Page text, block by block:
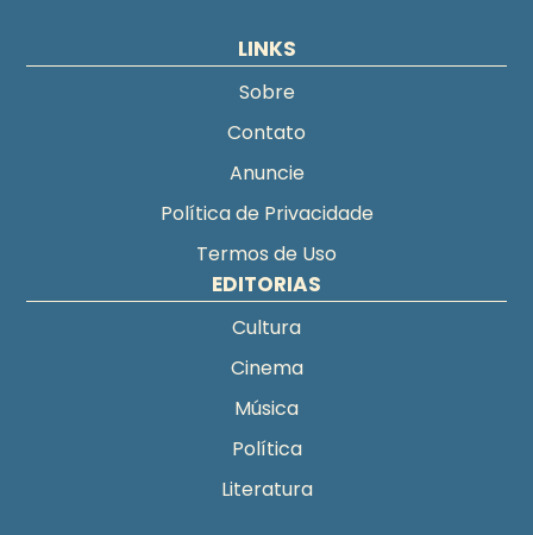
LINKS
Sobre
Contato
Anuncie
Política de Privacidade
Termos de Uso
EDITORIAS
Cultura
Cinema
Música
Política
Literatura